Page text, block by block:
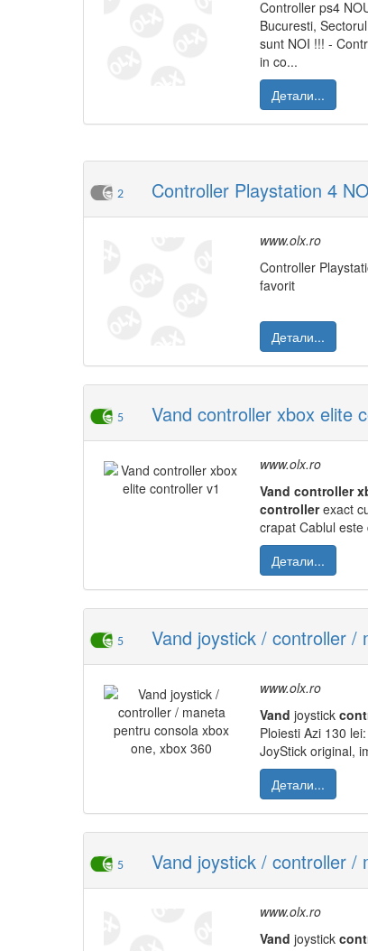
Controller ps4
Bucuresti,
sunt NOI !!! -
in co...
Детали...
2 Controller Playstation 4
www.olx.ro
Controller
favorit
Детали...
5 Vand controller xbox elite
www.olx.ro
Vand controller
controllerexact
crapat Cablul este
Детали...
5 Vand joystick / controller /
www.olx.ro
Vand joystick
Ploiesti Azi 130 lei:
JoyStick original,
Детали...
5 Vand joystick / controller /
www.olx.ro
Vand joystick